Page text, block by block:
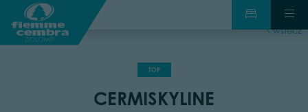
wstecz
TOP
CERMISKYLINE